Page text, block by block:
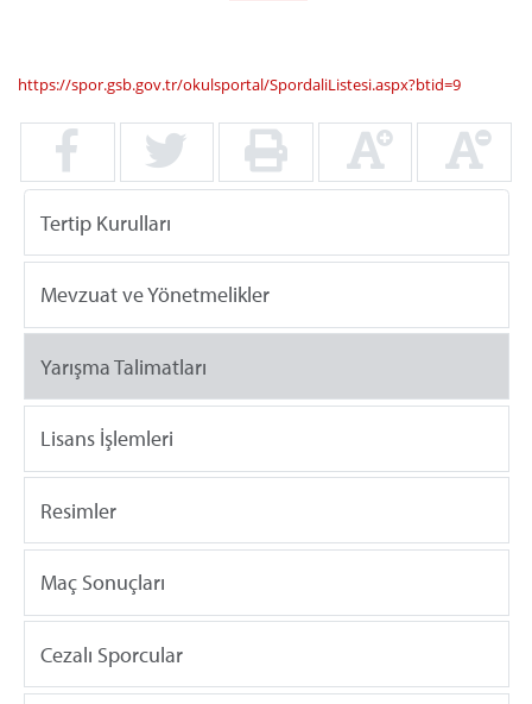
https://spor.gsb.gov.tr/okulsportal/SpordaliListesi.aspx?btid=9
Tertip Kurulları
Mevzuat ve Yönetmelikler
Yarışma Talimatları
Lisans İşlemleri
Resimler
Maç Sonuçları
Cezalı Sporcular
Kredi/Yurt E-